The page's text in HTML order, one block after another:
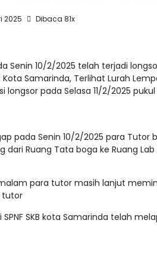
2025 Dibaca 81x
Senin 10/2/2025 telah terjadi
Kota Samarinda, Terlihat Lurah
longsor pada Selasa 11/2/2025
pada Senin 10/2/2025 para
dari Ruang Tata boga ke Ruang Lab
para tutor masih lanjut
tutor
SKB kota Samarinda telah